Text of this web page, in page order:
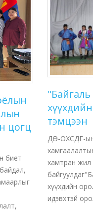
цогц
биет
байдал,
"Байгаль
тэмцээн
ДӨ-ОХСДГ-
хамтран жил
хүүхдийн
идэвхтэй